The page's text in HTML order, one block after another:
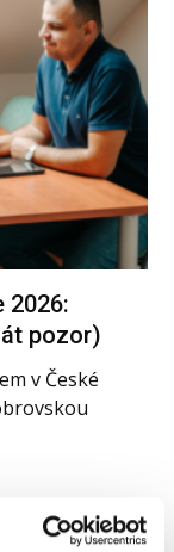
2026:
pozor)
v České